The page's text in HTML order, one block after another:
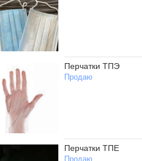
Перчатки ТПЭ
Продаю
Перчатки ТПЕ
Продаю